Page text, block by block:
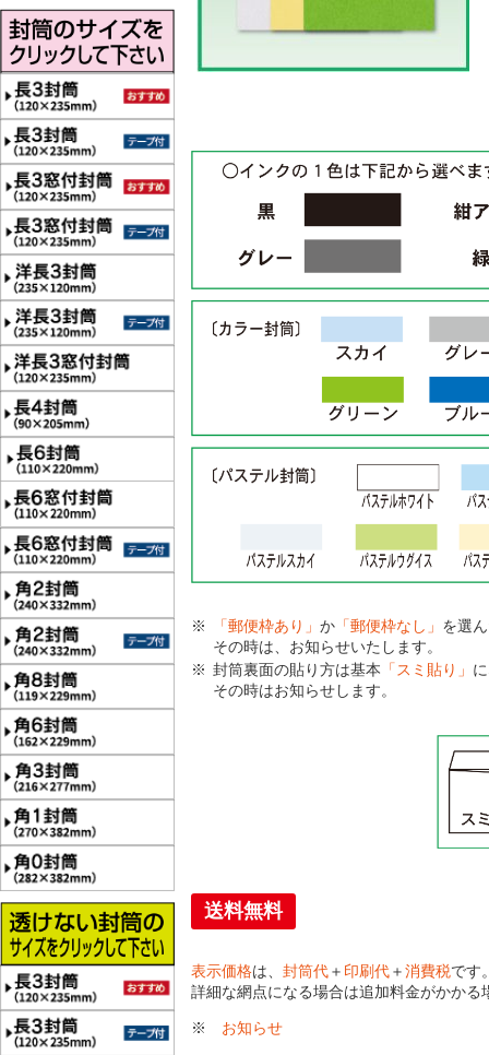
「郵便枠あり」 か 「郵便枠なし」 を選
その時は、お知らせいたします。
封筒裏面の貼り方は基本 「スミ貼り」
その時はお知らせします。
送料無料
表示価格は、 封筒代 ＋ 印刷代 ＋ 消費税です
詳細な網点になる場合は追加料金がかかる
※ お知らせ